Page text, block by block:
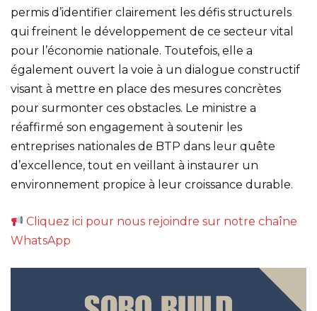
permis d’identifier clairement les défis structurels
qui freinent le développement de ce secteur vital
pour l’économie nationale. Toutefois, elle a
également ouvert la voie à un dialogue constructif
visant à mettre en place des mesures concrètes
pour surmonter ces obstacles. Le ministre a
réaffirmé son engagement à soutenir les
entreprises nationales de BTP dans leur quête
d’excellence, tout en veillant à instaurer un
environnement propice à leur croissance durable.
Cliquez ici pour nous rejoindre sur notre chaîne
WhatsApp